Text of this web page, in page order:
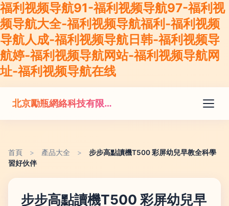
福利视频导航91-福利视频导航97-福利视
频导航大全-福利视频导航福利-福利视频
导航人成-福利视频导航日韩-福利视频导
航婷-福利视频导航网站-福利视频导航网
址-福利视频导航在线
北京勵瓶網絡科技有限公司
首頁 > 產品大全 >
步步高點讀機T500 彩屏幼兒早教全科學
習好伙伴
步步高點讀機T500 彩屏幼兒早